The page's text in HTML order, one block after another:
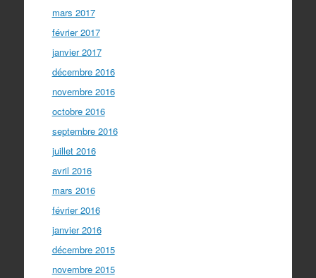
mars 2017
février 2017
janvier 2017
décembre 2016
novembre 2016
octobre 2016
septembre 2016
juillet 2016
avril 2016
mars 2016
février 2016
janvier 2016
décembre 2015
novembre 2015